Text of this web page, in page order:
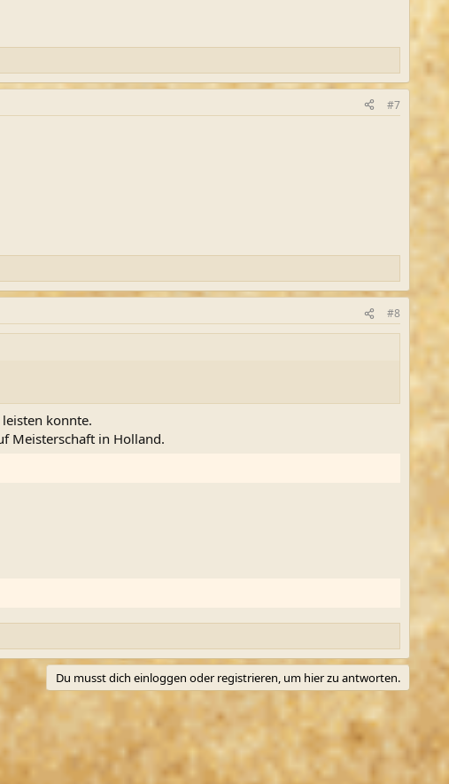
#7
#8
konnte.
Meisterschaft in Holland.
Du musst dich einloggen oder registrieren, um hier zu antworten.